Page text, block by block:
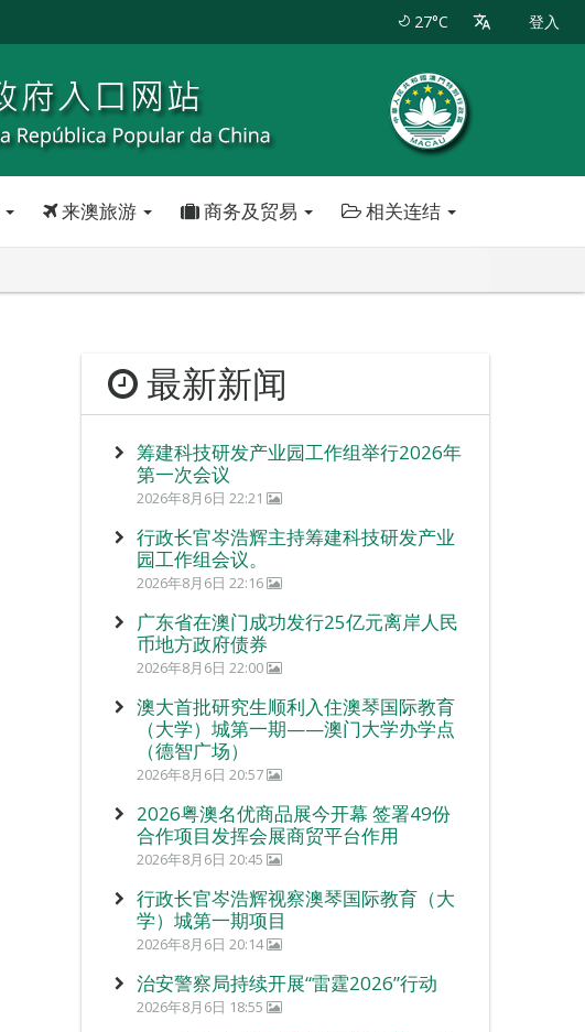
27°C 登入
来澳旅游 商务及贸易 相关连结
最新新闻
筹建科技研发产业园工作组举行2026年
第一次会议
2026年8月6日 22:21
行政长官岑浩辉主持筹建科技研发产业
园工作组会议。
2026年8月6日 22:16
广东省在澳门成功发行25亿元离岸人民
币地方政府债券
2026年8月6日 22:00
澳大首批研究生顺利入住澳琴国际教育
（大学）城第一期——澳门大学办学点
（德智广场）
2026年8月6日 20:57
2026粤澳名优商品展今开幕 签署49份
合作项目发挥会展商贸平台作用
2026年8月6日 20:45
行政长官岑浩辉视察澳琴国际教育（大
学）城第一期项目
2026年8月6日 20:14
治安警察局持续开展“雷霆2026”行动
2026年8月6日 18:55